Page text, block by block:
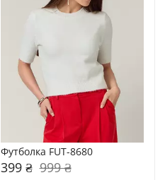
Футболка FUT-8680
399 ₴ 999 ₴